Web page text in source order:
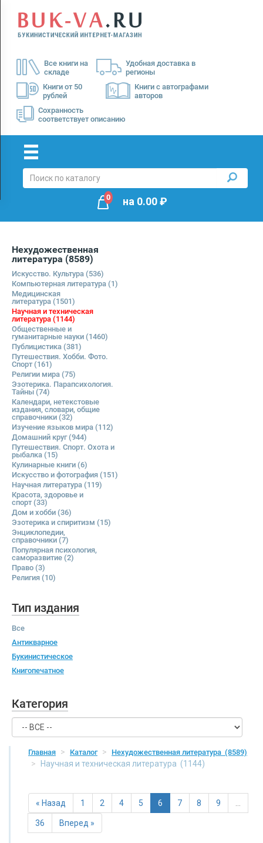
Все книги на
складе
Удобная доставка в
регионы
Книги от 50
рублей
Книги с автографами
авторов
Сохранность
соответствует описанию
Menu
Доставка
Оплата
0 на 0.00₽
Нехудожественная
литература (8589)
Искусство. Культура (536)
Компьютерная литература (1)
Медицинская
литература (1501)
Научная и техническая
литература (1144)
Общественные и
гуманитарные науки (1460)
Публицистика (381)
Путешествия. Хобби. Фото.
Спорт(161)
Религии мира (75)
Эзотерика. Парапсихология.
Тайны (74)
Календари, нетекстовые
издания, словари, общие
справочники (32)
Изучение языков мира (112)
Домашний круг(944)
Путешествия. Спорт. Охота и
рыбалка (15)
Кулинарные книги (6)
Искусство и фотография (151)
Научная литература (119)
Красота, здоровье и
спорт(33)
Дом и хобби (36)
Эзотерика и спиритизм (15)
Энциклопедии,
справочники (7)
Популярная психология,
саморазвитие (2)
Право (3)
Религия (10)
Тип издания
Все
Антикварное
Букинистическое
Книгопечатное
Категория
Главная Каталог Нехудожественная литература (8589)
Научная и техническая литература (1144)
« Назад 1 2 4 5 6 7 8 9 …
36 Вперед »